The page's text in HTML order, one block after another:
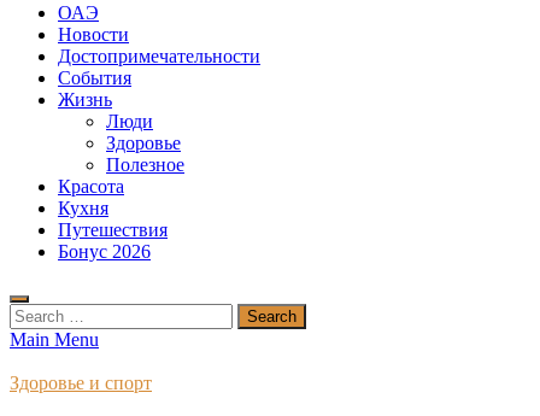
ОАЭ
Новости
Достопримечательности
События
Жизнь
Люди
Здоровье
Полезное
Красота
Кухня
Путешествия
Бонус 2026
Search
for:
Main Menu
Здоровье и спорт